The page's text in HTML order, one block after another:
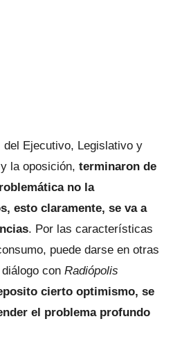
del Ejecutivo, Legislativo y
la oposición, terminaron de
no la
esto claramente, se va a
. Por las características
puede darse en otras
con Radiópolis
cierto optimismo, se
el problema profundo